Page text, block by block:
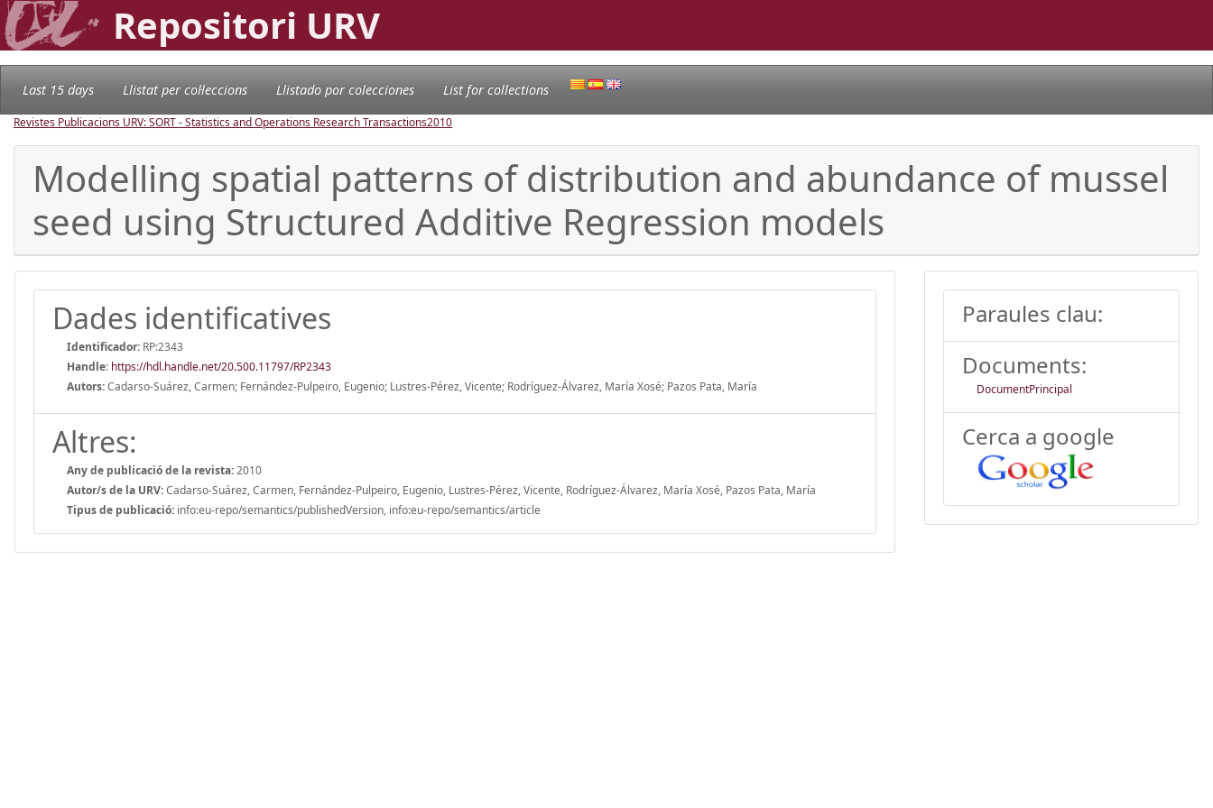
Repositori URV
Last 15 days Llistat per col·leccions Llistado por colecciones List for collections
Revistes Publicacions URV: SORT - Statistics and Operations Research Transactions2010
Modelling spatial patterns of distribution and abundance of mussel
seed using Structured Additive Regression models
Dades identificatives
Identificador: RP:2343
Handle: https://hdl.handle.net/20.500.11797/RP2343
Autors:Cadarso-Suárez, Carmen; Fernández-Pulpeiro, Eugenio; Lustres-Pérez, Vicente; Rodríguez-Álvarez, María Xosé; Pazos Pata, María
Altres:
Any de publicació de la revista:2010
Autor/s de la URV:Cadarso-Suárez, Carmen, Fernández-Pulpeiro, Eugenio, Lustres-Pérez, Vicente, Rodríguez-Álvarez, María Xosé, Pazos Pata, María
Tipus de publicació: info:eu-repo/semantics/publishedVersion, info:eu-repo/semantics/article
Paraules clau:
Documents:
DocumentPrincipal
Cerca a google